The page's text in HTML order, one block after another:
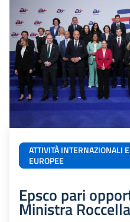
ATTIVITÀ INTERNAZIONALI
EUROPEE
Epsco pari
Ministra